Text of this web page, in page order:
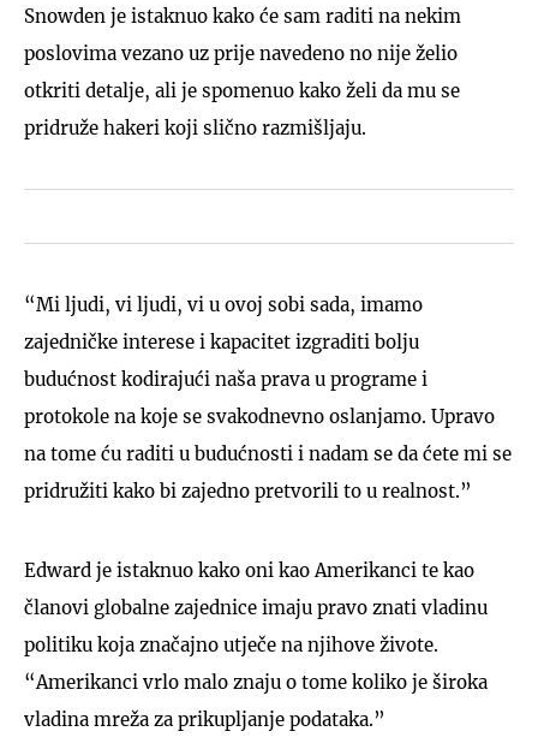
Snowden je istaknuo kako će sam raditi na nekim
poslovima vezano uz prije navedeno no nije želio
otkriti detalje, ali je spomenuo kako želi da mu se
pridruže hakeri koji slično razmišljaju.
“Mi ljudi, vi ljudi, vi u ovoj sobi sada, imamo
zajedničke interese i kapacitet izgraditi bolju
budućnost kodirajući naša prava u programe i
protokole na koje se svakodnevno oslanjamo. Upravo
na tome ću raditi u budućnosti i nadam se da ćete mi se
pridružiti kako bi zajedno pretvorili to u realnost.”
Edward je istaknuo kako oni kao Amerikanci te kao
članovi globalne zajednice imaju pravo znati vladinu
politiku koja značajno utječe na njihove živote.
“Amerikanci vrlo malo znaju o tome koliko je široka
vladina mreža za prikupljanje podataka.”